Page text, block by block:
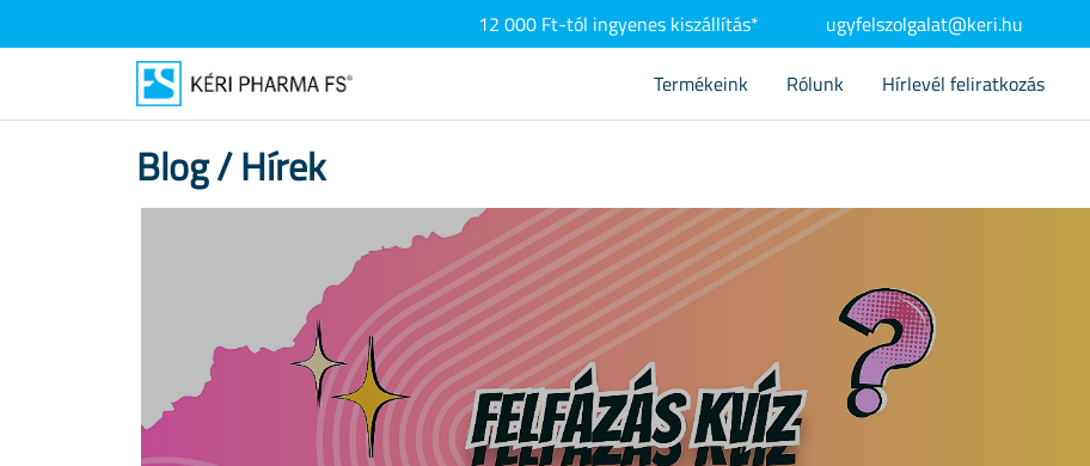
12 000 Ft-tól ingyenes kiszállítás* ugyfelszolgalat@keri.hu
Termékeink Rólunk Hírlevél feliratkozás
Blog / Hírek